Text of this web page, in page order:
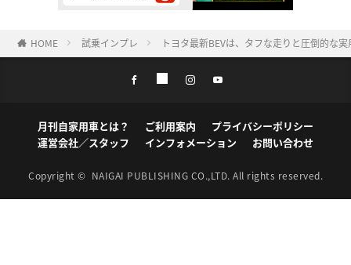
HOME 試乗インプレ トヨタ最新BEVは、タフな走りと圧倒的な
月刊自家用車とは？ ご利用案内
プライバシーポリシー
運営会社／スタッフ
インフォメーション お問い合わせ
Copyright © NAIGAI PUBLISHING CO.,LTD. All rights reserved.